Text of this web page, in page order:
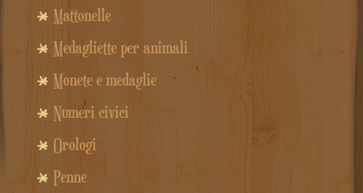
Mattonelle
Medagliette per animali
Monete e medaglie
Numeri civici
Orologi
Penne